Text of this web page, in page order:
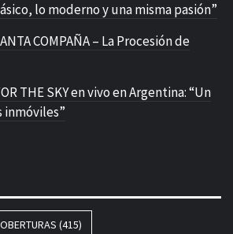
lo moderno y una misma pasión”
COMPAÑA – La Procesión de
THE SKY en vivo en Argentina: “Un
(415)